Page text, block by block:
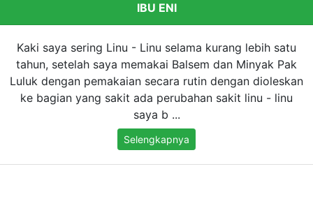
IBU ENI
Kaki saya sering Linu - Linu selama kurang lebih satu
tahun, setelah saya memakai Balsem dan Minyak Pak
Luluk dengan pemakaian secara rutin dengan dioleskan
ke bagian yang sakit ada perubahan sakit linu - linu
saya b ...
Selengkapnya